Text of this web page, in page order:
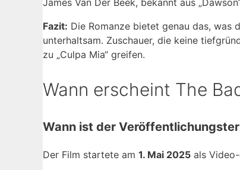
Fazit: Die Romanze bietet genau das, was
unterhaltsam. Zuschauer, die keine
zu „Culpa Mia“ greifen.
Wann erscheint The
Wann ist der
Der Film startete am 1. Mai 2025 als